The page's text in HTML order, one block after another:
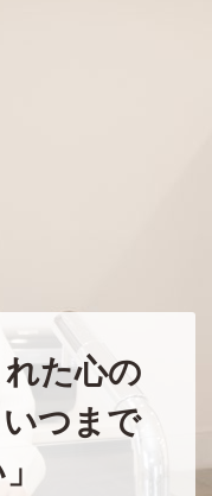
た心の
つまで